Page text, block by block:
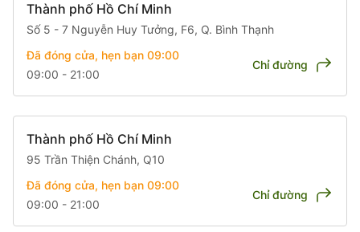
Thành phố Hồ Chí Minh
Số 5 - 7 Nguyễn Huy Tưởng, F6, Q. Bình Thạnh
Đã đóng cửa, hẹn bạn 09:00
09:00 - 21:00
Chỉ đường
Thành phố Hồ Chí Minh
95 Trần Thiện Chánh, Q10
Đã đóng cửa, hẹn bạn 09:00
09:00 - 21:00
Chỉ đường